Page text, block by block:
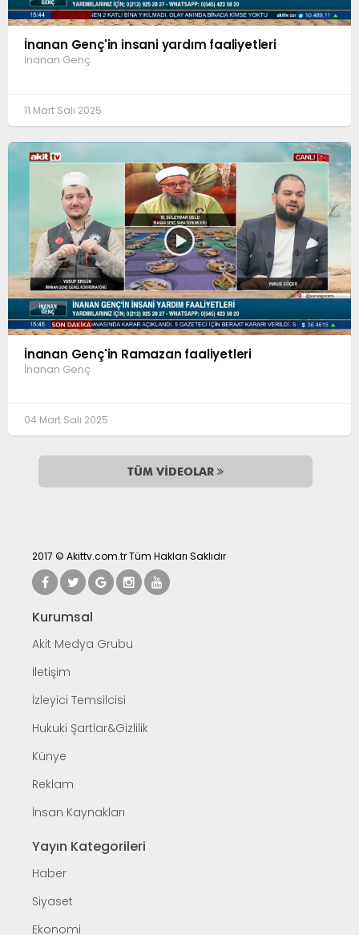
İnanan Genç'in insani yardım faaliyetleri
İnanan Genç
11 Mart Salı 2025
İnanan Genç'in Ramazan faaliyetleri
İnanan Genç
04 Mart Salı 2025
TÜM VİDEOLAR
2017 © Akittv.com.tr Tüm Hakları Saklıdır
Kurumsal
Akit Medya Grubu
İletişim
İzleyici Temsilcisi
Hukuki Şartlar&Gizlilik
Künye
Reklam
İnsan Kaynakları
Yayın Kategorileri
Haber
Siyaset
Ekonomi